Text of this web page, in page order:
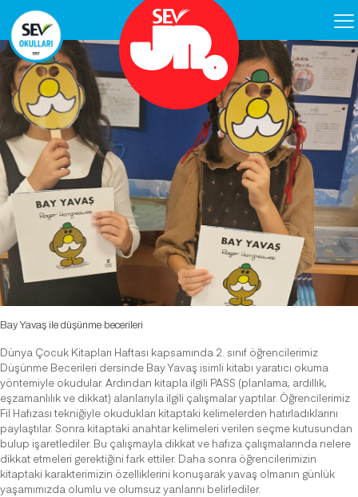
Bay Yavaş ile düşünme becerileri
Dünya Çocuk Kitapları Haftası kapsamında 2. sınıf öğrencilerimiz
Düşünme Becerileri dersinde Bay Yavaş isimli kitabı yaratıcı okuma
yöntemiyle okudular. Ardından kitapla ilgili PASS (planlama, ardıllık,
eşzamanlılık ve dikkat) alanlarıyla ilgili çalışmalar yaptılar. Öğrencilerimiz
Fil Hafızası tekniğiyle okudukları kitaptaki kelimelerden hatırladıklarını
paylaştılar. Sonra kitaptaki anahtar kelimeleri verilen seçme kutusundan
bulup işaretlediler. Bu çalışmayla dikkat ve hafıza çalışmalarında nelere
dikkat etmeleri gerektiğini fark ettiler. Daha sonra öğrencilerimizin
kitaptaki karakterimizin özelliklerini konuşarak yavaş olmanın günlük
yaşamımızda olumlu ve olumsuz yanlarını belirlediler.